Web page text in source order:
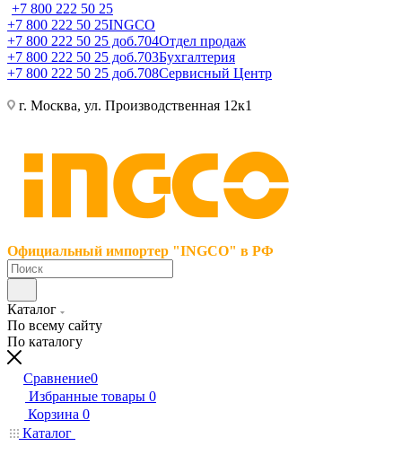
+7 800 222 50 25
+7 800 222 50 25INGCO
+7 800 222 50 25 доб.704Отдел продаж
+7 800 222 50 25 доб.703Бухгалтерия
+7 800 222 50 25 доб.708Сервисный Центр
г. Москва, ул. Производственная 12к1
Официальный импортер "INGCO" в РФ
Каталог
По всему сайту
По каталогу
Сравнение0
Избранные товары 0
Корзина 0
Каталог